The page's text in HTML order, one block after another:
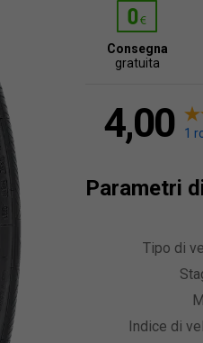
Consegna
gratuita
4,00 1
Parametri
Tipo di
Indice di